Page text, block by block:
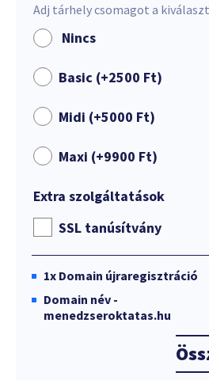
Adj tárhely csomagot a
Nincs
Basic (+2500 Ft)
Midi (+5000 Ft)
Maxi (+9900 Ft)
Extra szolgáltatások
SSL tanúsítvány
1x Domain újraregisztráció
Domain név -
menedzseroktatas.hu